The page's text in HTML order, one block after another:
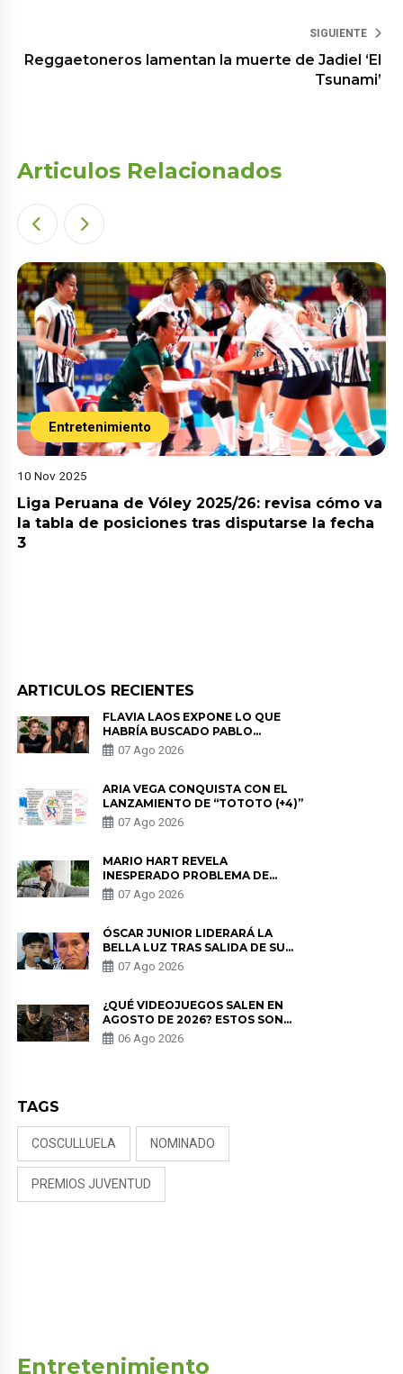
SIGUIENTE
Reggaetoneros lamentan la muerte de Jadiel ‘El
Tsunami’
Articulos Relacionados
Entretenimiento
10 Nov 2025
Liga Peruana de Vóley 2025/26: revisa cómo va
la tabla de posiciones tras disputarse la fecha
3
ARTICULOS RECIENTES
FLAVIA LAOS EXPONE LO QUE
HABRÍA BUSCADO PABLO
HEREDIA CON ALE FULLER: “UNA
DE LAS PARTES QUERÍA EL
07 Ago 2026
ARIA VEGA CONQUISTA CON EL
LANZAMIENTO DE “TOTOTO (+4)”
07 Ago 2026
MARIO HART REVELA
INESPERADO PROBLEMA DE
SALUD ANTES DE SEPARARSE DE
KORINA: “ME ENCONTRARON UN
07 Ago 2026
ÓSCAR JUNIOR LIDERARÁ LA
BELLA LUZ TRAS SALIDA DE SU
PADRE POR POLÉMICA CON
NALDY SALDAÑA
07 Ago 2026
¿QUÉ VIDEOJUEGOS SALEN EN
AGOSTO DE 2026? ESTOS SON
LOS ESTRENOS MÁS ESPERADOS
06 Ago 2026
TAGS
COSCULLUELA NOMINADO
PREMIOS JUVENTUD
Entretenimiento